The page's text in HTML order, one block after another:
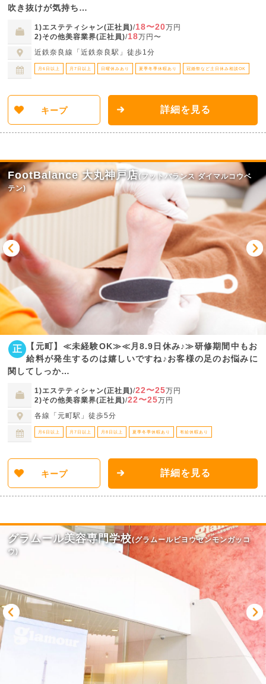
吹き抜けが気持ち…
1)エステティシャン(正社員)/18〜20万円
2)その他美容業界(正社員)/18万円〜
近鉄奈良線「近鉄奈良駅」徒歩1分
月6日以上 月7日以上 日曜休みあり 夏季冬季休暇あり 冠婚祭など土日休み相談OK
キープ 詳細を見る
FootBalance 大丸神戸店(フットバランス ダイマルコウベ
テン)
正
【元町】≪未経験OK≫≪月8.9日休み♪≫研修期間中もお
給料が発生するのは嬉しいですね♪お客様の足のお悩みに
関してしっか…
1)エステティシャン(正社員)/22〜25万円
2)その他美容業界(正社員)/22〜25万円
各線「元町駅」徒歩5分
月6日以上 月7日以上 月8日以上 夏季冬季休暇あり 有給休暇あり
キープ 詳細を見る
グラムール美容専門学校(グラムールビヨウセンモンガッコ
ウ)